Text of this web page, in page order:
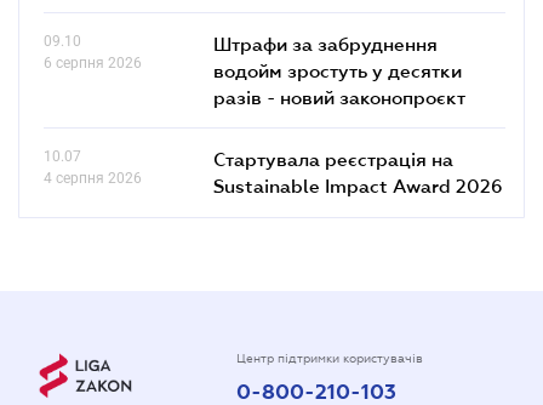
09.10
6 серпня 2026
Штрафи за забруднення
водойм зростуть у десятки
разів - новий законопроєкт
10.07
4 серпня 2026
Стартувала реєстрація на
Sustainable Impact Award 2026
Центр підтримки користувачів
0-800-210-103